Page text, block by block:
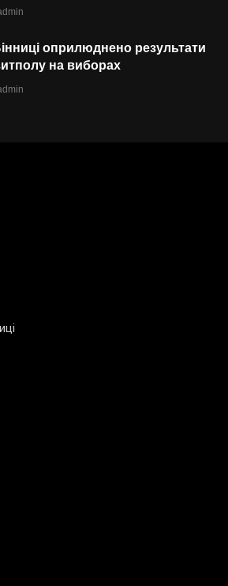
оприлюднено результати
на виборах